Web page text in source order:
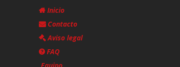
Inicio
Contacto
Aviso legal
FAQ